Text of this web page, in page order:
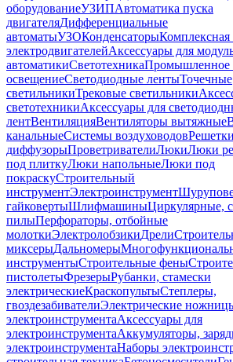
оборудованиеУЗИПАвтоматика пуска
двигателяДифференциальные
автоматыУЗОКонденсаторыКомплексная
электродвигателейАксессуары для
автоматикиСветотехникаПромышленное
освещениеСветодиодные лентыТочечные
светильникиТрековые светильники
светотехникиАксессуары для
лентВентиляцияВентиляторы вытяжные
канальныеСистемы воздуховодов
диффузорыПроветривателиЛюкиЛюки
под плиткуЛюки напольныеЛюки под
покраскуСтроительный
инструментЭлектроинструмент
гайковертыШлифмашиныЦиркулярные,
пилыПерфораторы, отбойные
молоткиЭлектролобзикиДрели
миксерыДальномеры
инструментыСтроительные фены
пистолетыФрезерыРубанки, стамески
электрическиеКраскопультыСтеплеры,
гвоздезабивателиЭлектрические
электроинструментаАксессуары для
электроинструментаАккумуляторы,
электроинструментаНаборы